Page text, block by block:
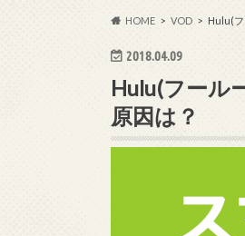
HOME VOD Hulu(フ
2018.04.09
Hulu(フール
原因は？